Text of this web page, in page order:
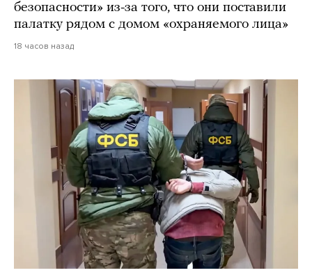
безопасности» из-за того, что они поставили
палатку рядом с домом «охраняемого лица»
18 часов назад